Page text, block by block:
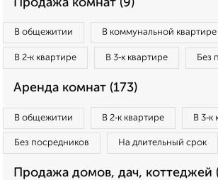
Продажа комнат (9)
В общежитии В коммунальной квартире
В 2‑к квартире В 3‑к квартире Без
Аренда комнат (173)
В общежитии В 2‑к квартире В 3‑к
Без посредников На длительный срок
Продажа домов, дач, коттеджей